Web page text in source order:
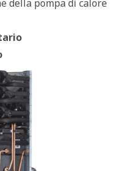
della pompa di calore